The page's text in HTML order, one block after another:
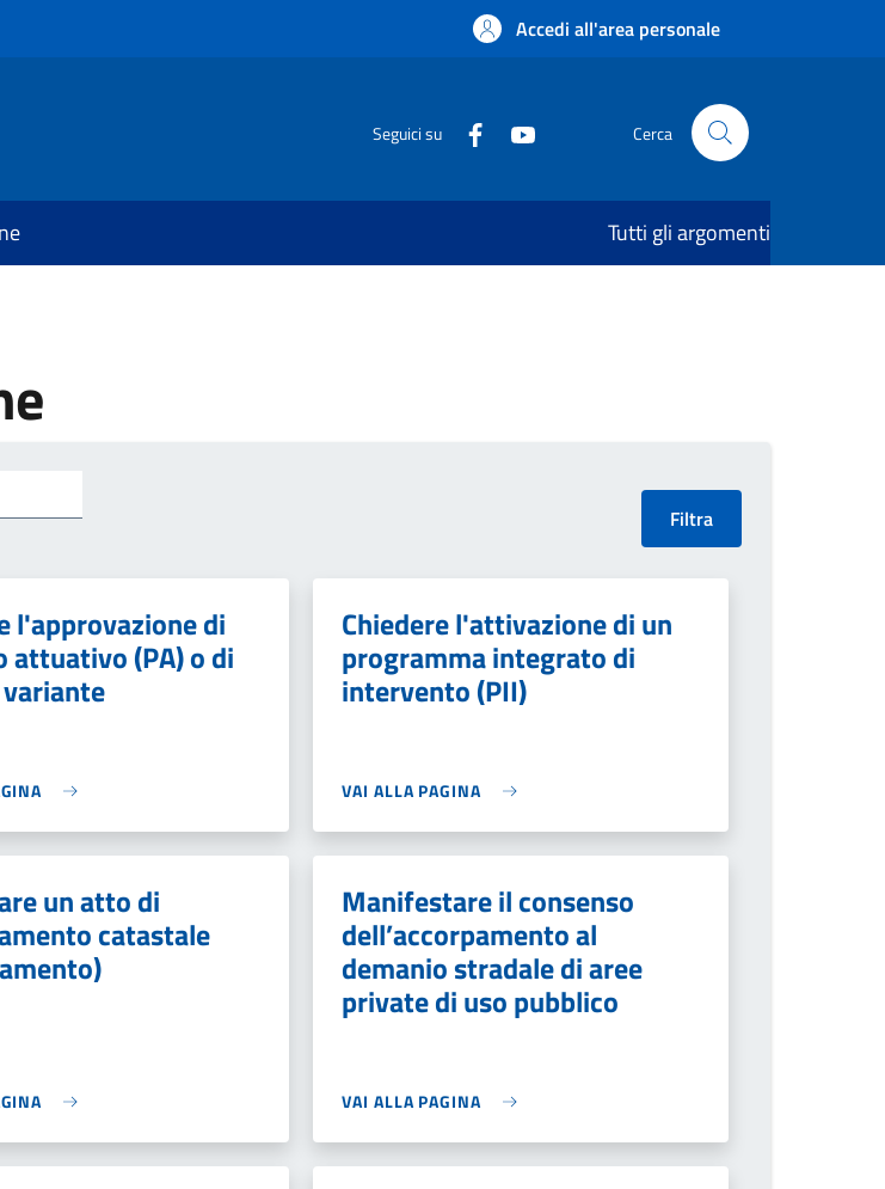
Accedi all'area personale
Seguici su Cerca
Tutti gli argomenti
l'approvazione di
attuativo (PA) o di
Chiedere l'attivazione di un
programma integrato di
intervento (PII)
VAI ALLA PAGINA
un atto di
catastale
Manifestare il consenso
dell’accorpamento al
demanio stradale di aree
private di uso pubblico
VAI ALLA PAGINA